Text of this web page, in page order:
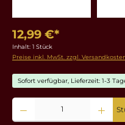
12,99 €*
Inhalt: 1 Stück
Preise inkl. MwSt. zzgl.
Sofort verfügbar, Lieferzeit: 1-3
Produkt Anzahl: Gib den